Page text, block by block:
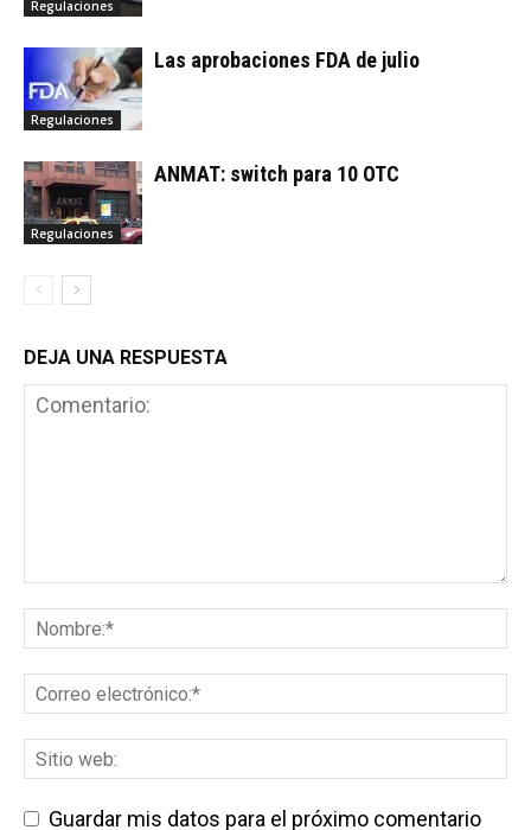
Regulaciones
Regulaciones
Las aprobaciones FDA de julio
Regulaciones
ANMAT: switch para 10 OTC
DEJA UNA RESPUESTA
Guardar mis datos para el próximo comentario